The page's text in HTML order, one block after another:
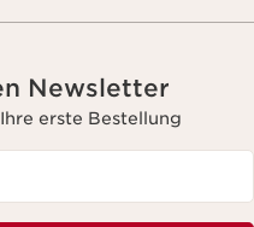
Newsletter
erste Bestellung